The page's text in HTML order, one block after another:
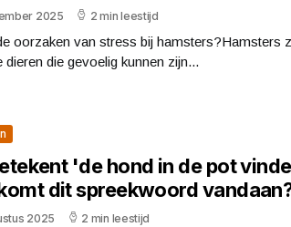
2025 2 min leestijd
oorzaken van stress bij hamsters?Hamsters
dieren die gevoelig kunnen zijn...
'de hond in de pot
dit spreekwoord
2025 2 min leestijd